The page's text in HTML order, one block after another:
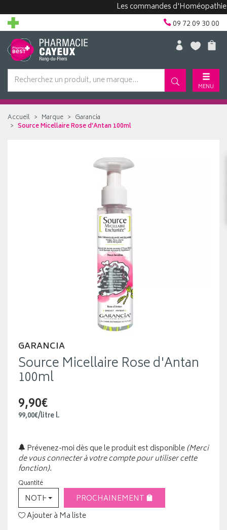
Les commandes d'Homéopathie
09 72 09 30 00
MENU
Accueil Marque
Garancia
Source Micellaire Rose d'Antan 100ml
GARANCIA
Source Micellaire Rose d'Antan
100ml
9,90€
99,00€/litrel.
Prévenez-moi dès que le produit est disponible(Merci
de vous connecter à votre compte pour utiliser cette
fonction).
Quantité
NOTHING SELECTEDPROCHAINEMENT
Ajouter à Ma liste